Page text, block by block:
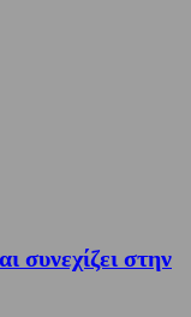
συνεχίζει στην